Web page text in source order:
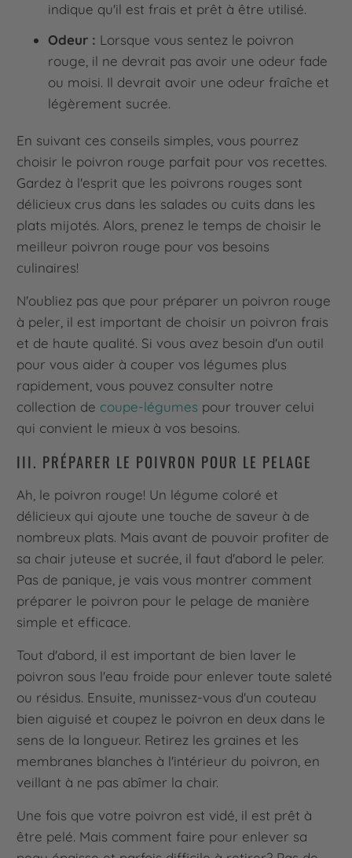
indique qu'il est frais et prêt à être utilisé.
Odeur : Lorsque vous sentez le poivron
rouge, il ne devrait pas avoir une odeur fade
ou moisi. Il devrait avoir une odeur fraîche et
légèrement sucrée.
En suivant ces conseils simples, vous pourrez
choisir le poivron rouge parfait pour vos recettes.
Gardez à l'esprit que les poivrons rouges sont
délicieux crus dans les salades ou cuits dans les
plats mijotés. Alors, prenez le temps de choisir le
meilleur poivron rouge pour vos besoins
culinaires!
N'oubliez pas que pour préparer un poivron rouge
à peler, il est important de choisir un poivron frais
et de haute qualité. Si vous avez besoin d'un outil
pour vous aider à couper vos légumes plus
rapidement, vous pouvez consulter notre
collection de coupe-légumes pour trouver celui
qui convient le mieux à vos besoins.
III. PRÉPARER LE POIVRON POUR LE PELAGE
Ah, le poivron rouge! Un légume coloré et
délicieux qui ajoute une touche de saveur à de
nombreux plats. Mais avant de pouvoir profiter de
sa chair juteuse et sucrée, il faut d'abord le peler.
Pas de panique, je vais vous montrer comment
préparer le poivron pour le pelage de manière
simple et efficace.
Tout d'abord, il est important de bien laver le
poivron sous l'eau froide pour enlever toute saleté
ou résidus. Ensuite, munissez-vous d'un couteau
bien aiguisé et coupez le poivron en deux dans le
sens de la longueur. Retirez les graines et les
membranes blanches à l'intérieur du poivron, en
veillant à ne pas abîmer la chair.
Une fois que votre poivron est vidé, il est prêt à
être pelé. Mais comment faire pour enlever sa